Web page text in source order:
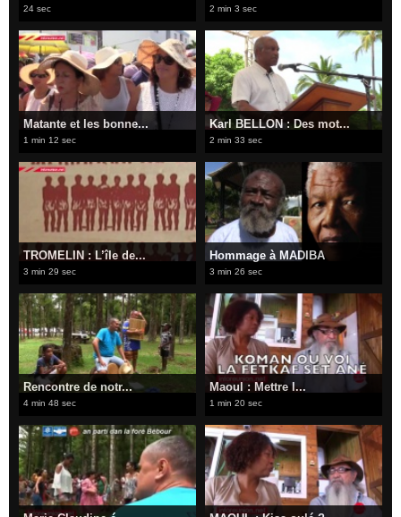
24 sec 2 min 3 sec
Matante et les bonne...
1 min 12 sec
Karl BELLON : Des mot...
2 min 33 sec
TROMELIN : L’île de...
3 min 29 sec
Hommage à MADIBA
3 min 26 sec
Rencontre de notr...
4 min 48 sec
Maoul : Mettre l...
1 min 20 sec